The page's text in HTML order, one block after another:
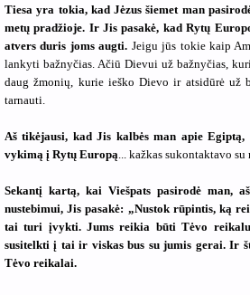
Tiesa yra tokia, kad Jėzus šiemet man
metų pradžioje. Ir Jis pasakė, kad Rytų
atvers duris joms augti. Jeigu jūs tokie kaip
lankyti bažnyčias. Ačiū Dievui už bažnyčias,
daug žmonių, kurie ieško Dievo ir atsidūrė už
tarnauti.
Aš tikėjausi, kad Jis kalbės man apie
vykimą į Rytų Europą ... kažkas sukontaktavo
Sekantį kartą, kai Viešpats pasirodė man,
nustebimui, Jis pasakė: „Nustok rūpintis, ką
tai turi įvykti. Jums reikia būti Tėvo
susitelkti į tai ir viskas bus su jumis gerai. Ir
Tėvo reikalai.